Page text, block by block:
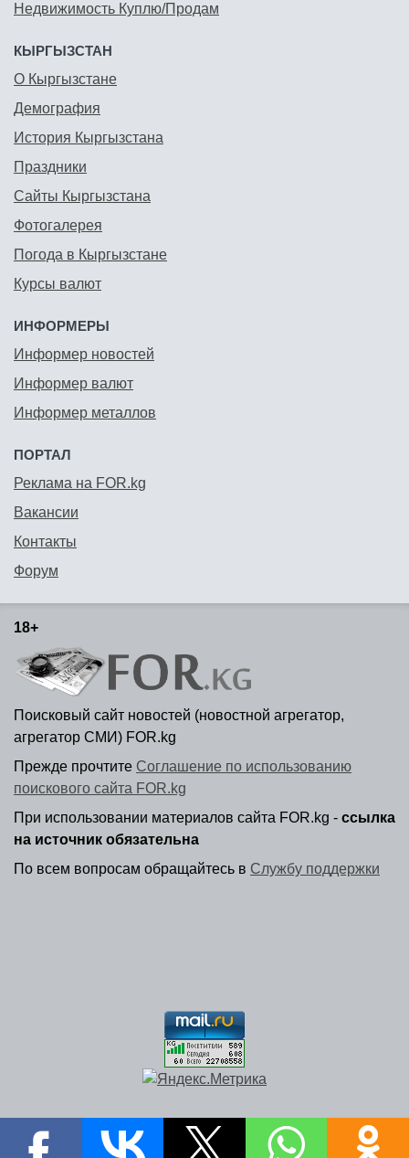
Недвижимость Куплю/Продам
КЫРГЫЗСТАН
О Кыргызстане
Демография
История Кыргызстана
Праздники
Сайты Кыргызстана
Фотогалерея
Погода в Кыргызстане
Курсы валют
ИНФОРМЕРЫ
Информер новостей
Информер валют
Информер металлов
ПОРТАЛ
Реклама на FOR.kg
Вакансии
Контакты
Форум
18+
Поисковый сайт новостей (новостной агрегатор,
агрегатор СМИ) FOR.kg
Прежде прочтите Соглашение по использованию
поискового сайта FOR.kg
При использовании материалов сайта FOR.kg - ссылка
на источник обязательна
По всем вопросам обращайтесь в Службу поддержки